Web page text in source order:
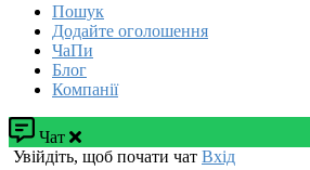
Пошук
Додайте оголошення
ЧаПи
Блог
Компанії
Чат
Увійдіть, щоб почати чат Вхід